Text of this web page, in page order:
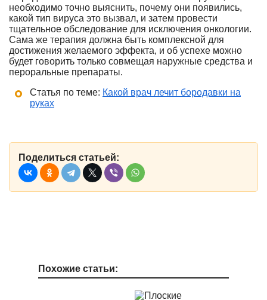
необходимо точно выяснить, почему они появились,
какой тип вируса это вызвал, и затем провести
тщательное обследование для исключения онкологии.
Сама же терапия должна быть комплексной для
достижения желаемого эффекта, и об успехе можно
будет говорить только совмещая наружные средства и
пероральные препараты.
Статья по теме: Какой врач лечит бородавки на
руках
Поделиться статьей:
Похожие статьи: